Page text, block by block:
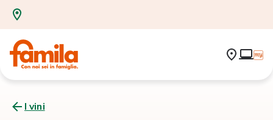
I vini